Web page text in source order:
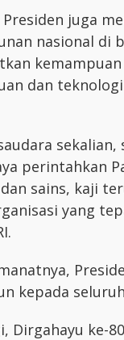
juga
nasional di
dan
perintahkan
sains, kaji
yang
kepada
Dirgahayu ke-